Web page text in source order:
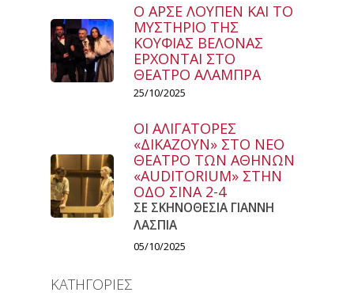
Ο ΑΡΣΕ ΛΟΥΠΕΝ ΚΑΙ ΤΟ
ΜΥΣΤΗΡΙΟ ΤΗΣ
ΚΟΥΦΙΑΣ ΒΕΛΟΝΑΣ
ΕΡΧΟΝΤΑΙ ΣΤΟ
ΘΕΑΤΡΟ ΑΛΑΜΠΡΑ
25/10/2025
ΟΙ ΑΛΙΓΑΤΟΡΕΣ
«ΔΙΚΑΖΟΥΝ» ΣΤΟ ΝΕΟ
ΘΕΑΤΡΟ ΤΩΝ ΑΘΗΝΩΝ
«AUDITORIUM» ΣΤΗΝ
ΟΔΟ ΣΙΝΑ 2-4
ΣΕ ΣΚΗΝΟΘΕΣΙΑ ΓΙΑΝΝΗ
ΛΑΣΠΙΑ
05/10/2025
ΚΑΤΗΓΟΡΙΕΣ